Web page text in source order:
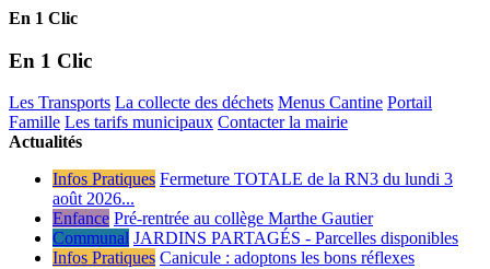
En 1 Clic
En 1 Clic
Les Transports La collecte des déchets Menus Cantine Portail
Famille Les tarifs municipaux Contacter la mairie
Actualités
Infos Pratiques Fermeture TOTALE de la RN3 du lundi 3
août 2026...
Enfance Pré-rentrée au collège Marthe Gautier
Communal JARDINS PARTAGÉS - Parcelles disponibles
Infos Pratiques Canicule : adoptons les bons réflexes